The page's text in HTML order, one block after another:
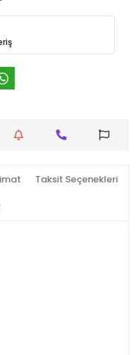
Taksit Seçenekleri